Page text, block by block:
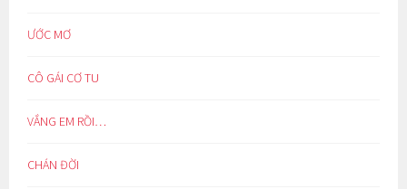
ƯỚC MƠ
CÔ GÁI CƠ TU
VẮNG EM RỒI…
CHÁN ĐỜI